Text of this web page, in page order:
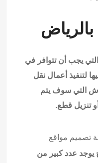
يجب أن تتوافر في
لتنفيذ أعمال نقل
التي سوف يتم
تنزيل قطع.
تصميم مواقع
يوجد عدد كبير من